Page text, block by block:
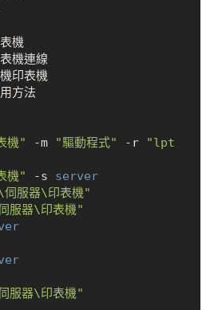
機
機連線
印表機
方法
機" -m "驅動程式" -r
"lpt
機" -s
server
服器\印表機"
服器\印表機"
server
server
服器\印表機"